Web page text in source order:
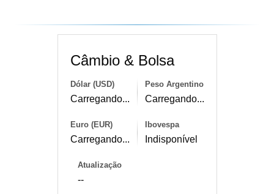
Câmbio & Bolsa
Dólar (USD)
Carregando...
Peso Argentino
Carregando...
Euro (EUR)
Carregando...
Ibovespa
Indisponível
Atualização
--